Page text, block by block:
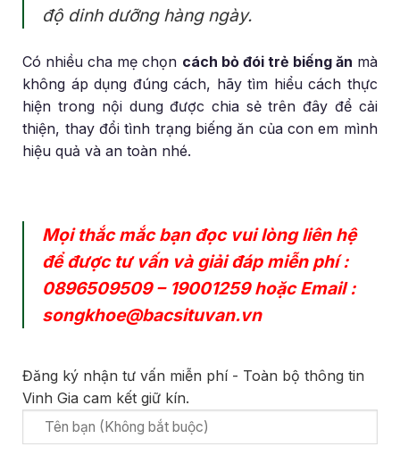
độ dinh dưỡng hàng ngày.
Có nhiều cha mẹ chọn cách bỏ đói trẻ biếng ăn mà
không áp dụng đúng cách, hãy tìm hiểu cách thực
hiện trong nội dung được chia sẻ trên đây để cải
thiện, thay đổi tình trạng biếng ăn của con em mình
hiệu quả và an toàn nhé.
Mọi thắc mắc bạn đọc vui lòng liên hệ
để được tư vấn và giải đáp miễn phí :
0896509509– 19001259hoặc Email :
songkhoe@bacsituvan.vn
Đăng ký nhận tư vấn miễn phí - Toàn bộ thông tin
Vinh Gia cam kết giữ kín.